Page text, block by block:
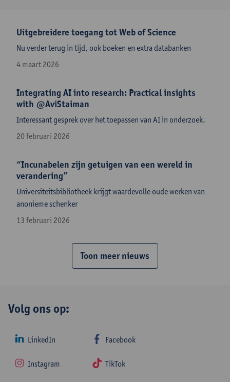
Uitgebreidere toegang tot Web of Science
Nu verder terug in tijd, ook boeken en extra databanken
4 maart 2026
Integrating AI into research: Practical insights
with ‪@AviStaiman
Interessant gesprek over het toepassen van AI in onderzoek.
20 februari 2026
“Incunabelen zijn getuigen van een wereld in
verandering”
Universiteitsbibliotheek krijgt waardevolle oude werken van
an​onieme schenker
13 februari 2026
Toon meer nieuws
Volg ons op:
LinkedIn Facebook
Instagram TikTok